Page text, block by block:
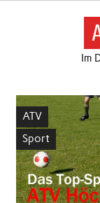
Skip
Im
ATV
Sport